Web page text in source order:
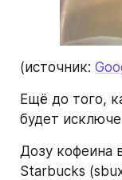
(источник:
Ещё до того,
будет
Дозу кофеина
Starbucks